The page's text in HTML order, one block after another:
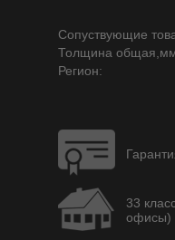
Сопуствующие
Толщина
Регион:
33
офисы)